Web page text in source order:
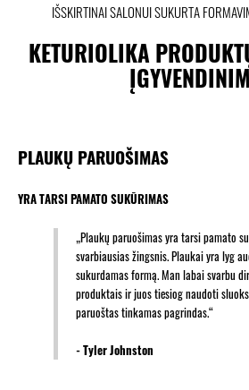
IŠSKIRTINAI SALONUI SUKURTA
KETURIOLIKA
PLAUKŲ PARUOŠIMAS
YRA TARSI PAMATO SUKŪRIMAS
„Plaukų paruošimas yra tarsi pamato
svarbiausias žingsnis. Plaukai yra lyg
sukurdamas formą. Man labai svarbu
produktais ir juos tiesiog naudoti
paruoštas tinkamas pagrindas.“
- Tyler Johnston